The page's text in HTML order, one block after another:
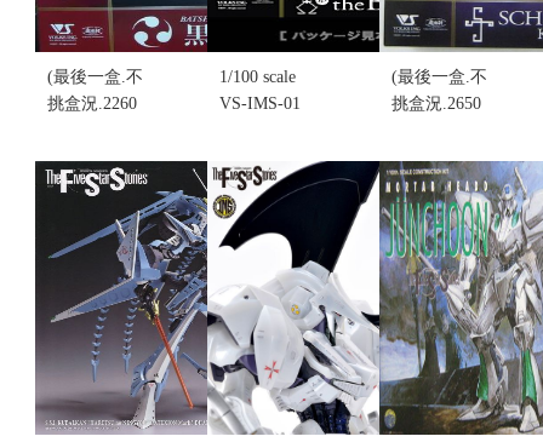
(最後一盒.不
挑盒況.2260
問) VOLKS
五星物語
scale 黑騎士
(不挑盒況)
1/100 scale
VS-IMS-01
盒況)(售完缺
貨...
售價:0
(最後一盒.不
挑盒況.2650
問)VOLKS
五星物語
IMS 1/100
VS-IMS-05
SCHPERTOR
K.O.G 水龍
(不挑盒況)
售價:0